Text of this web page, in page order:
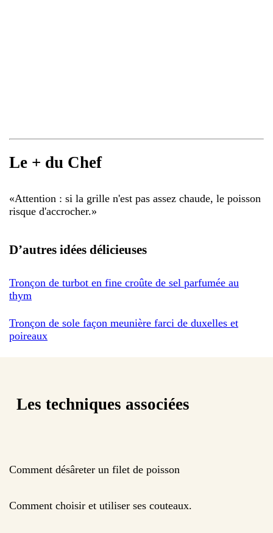
Le + du Chef
«Attention : si la grille n'est pas assez chaude, le poisson
risque d'accrocher.»
D’autres idées délicieuses
Tronçon de turbot en fine croûte de sel parfumée au
thym
Tronçon de sole façon meunière farci de duxelles et
poireaux
Les techniques associées
Comment désâreter un filet de poisson
Comment choisir et utiliser ses couteaux.